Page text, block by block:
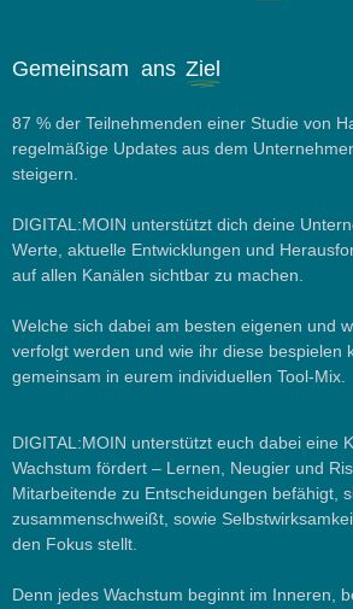
Gemeinsam ans Ziel
87 % der Teilnehmenden einer Studie von
regelmäßige Updates aus dem
steigern.
DIGITAL :MOIN unterstützt dich deine
Werte, aktuelle Entwicklungen und
auf allen Kanälen sichtbar zu machen.
Welche sich dabei am besten eigenen und
verfolgt werden und wie ihr diese bespielen
gemeinsam in eurem individuellen Tool-Mix.
DIGITAL:MOIN unterstützt euch dabei eine
Wachstum fördert – Lernen, Neugier und
Mitarbeitende zu Entscheidungen befähigt,
zusammenschweißt, sowie
den Fokus stellt.
Denn jedes Wachstum beginnt im Inneren,